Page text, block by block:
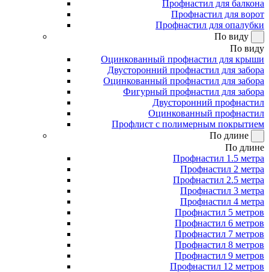
Профнастил для балкона
Профнастил для ворот
Профнастил для опалубки
По виду
По виду
Оцинкованный профнастил для крыши
Двусторонний профнастил для забора
Оцинкованный профнастил для забора
Фигурный профнастил для забора
Двусторонний профнастил
Оцинкованный профнастил
Профлист с полимерным покрытием
По длине
По длине
Профнастил 1.5 метра
Профнастил 2 метра
Профнастил 2.5 метра
Профнастил 3 метра
Профнастил 4 метра
Профнастил 5 метров
Профнастил 6 метров
Профнастил 7 метров
Профнастил 8 метров
Профнастил 9 метров
Профнастил 12 метров